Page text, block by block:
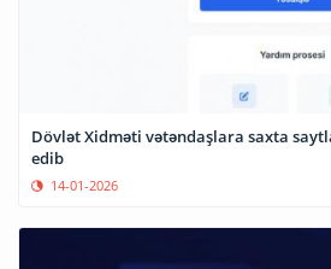
Dövlət Xidməti vətəndaşlara saxta
edib
14-01-2026